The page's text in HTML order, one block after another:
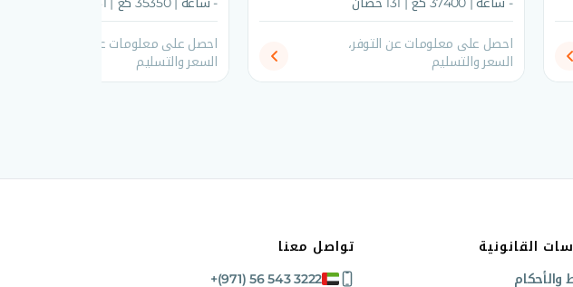
احصل على معلومات عن التوفر،
السعر والتسليم
احصل على معلومات عن التوفر،
السعر والتسليم
القانونية
والأحكام
تواصل معنا
+(971) 56 543 3222